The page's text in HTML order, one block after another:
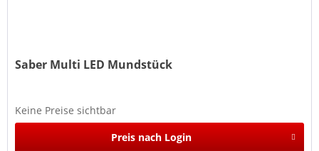
Saber Multi LED Mundstück
Keine Preise sichtbar
Preis nach Login